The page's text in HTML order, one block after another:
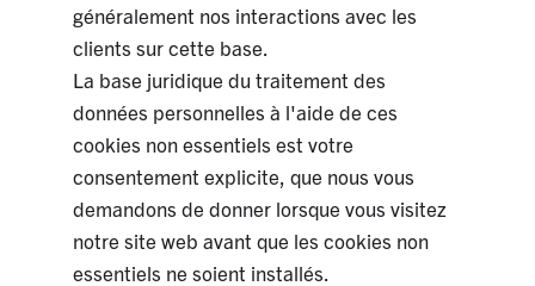
généralement nos interactions avec les
clients sur cette base.
La base juridique du traitement des
données personnelles à l'aide de ces
cookies non essentiels est votre
consentement explicite, que nous vous
demandons de donner lorsque vous visitez
notre site web avant que les cookies non
essentiels ne soient installés.